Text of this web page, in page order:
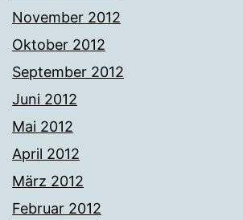
November 2012
Oktober 2012
September 2012
Juni 2012
Mai 2012
April 2012
März 2012
Februar 2012